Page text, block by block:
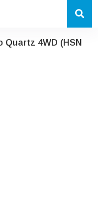
Quartz 4WD (HSN